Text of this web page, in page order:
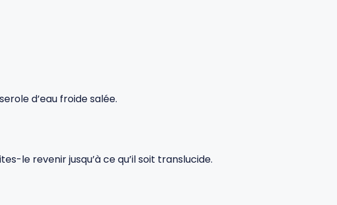
d’eau froide salée.
le revenir jusqu’à ce qu’il soit translucide.